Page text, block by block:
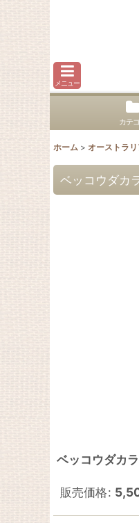
メニュー
カテ
ホーム > オーストラリ
ベッコウダカ
ベッコウダカ
販売価格: